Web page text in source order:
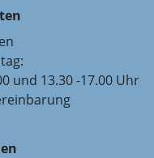
und 13.30 -17.00 Uhr